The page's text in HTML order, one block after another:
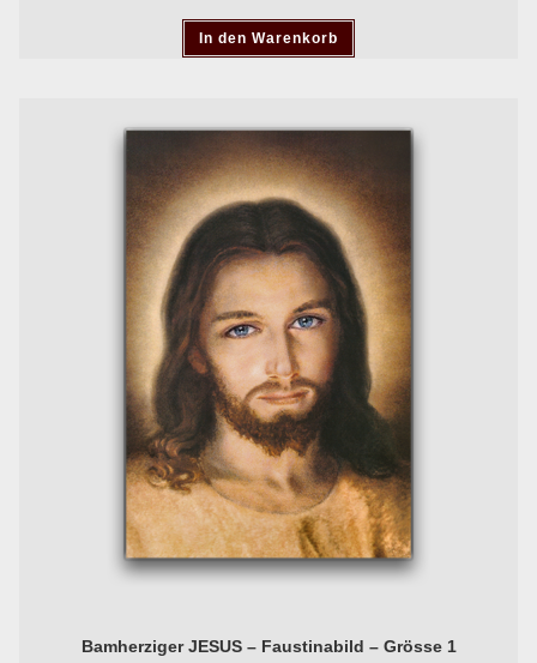
In den Warenkorb
Bamherziger JESUS – Faustinabild – Grösse 1